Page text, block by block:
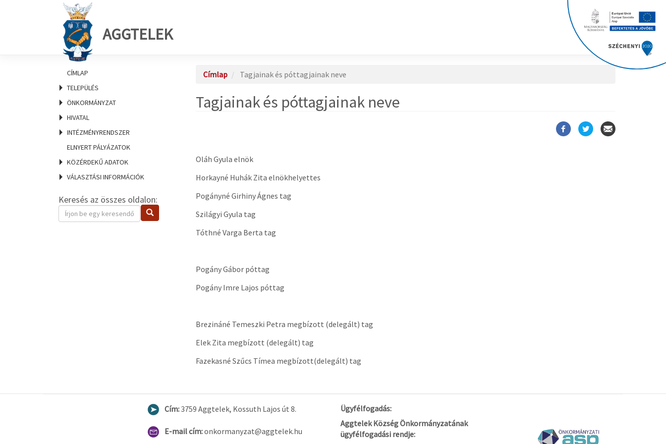
AGGTELEK
CÍMLAP
TELEPÜLÉS
ÖNKORMÁNYZAT
HIVATAL
INTÉZMÉNYRENDSZER
ELNYERT PÁLYÁZATOK
KÖZÉRDEKŰ ADATOK
VÁLASZTÁSI INFORMÁCIÓK
Keresés az összes oldalon:
Keresendő
kifejezés
Keresés
Címlap Tagjainak és póttagjainak neve
Tagjainak és póttagjainak neve
Oláh Gyula elnök
Horkayné Huhák Zita elnökhelyettes
Pogányné Girhiny Ágnes tag
Szilágyi Gyula tag
Tóthné Varga Berta tag
Pogány Gábor póttag
Pogány Imre Lajos póttag
Brezináné Temeszki Petra megbízott (delegált) tag
Elek Zita megbízott (delegált) tag
Fazekasné Szűcs Tímea megbízott(delegált) tag
Cím:3759 Aggtelek, Kossuth Lajos út 8.
E-mail cím:onkormanyzat@aggtelek.hu
Ügyfélfogadás:
Aggtelek Község Önkormányzatának
ügyfélfogadási rendje: